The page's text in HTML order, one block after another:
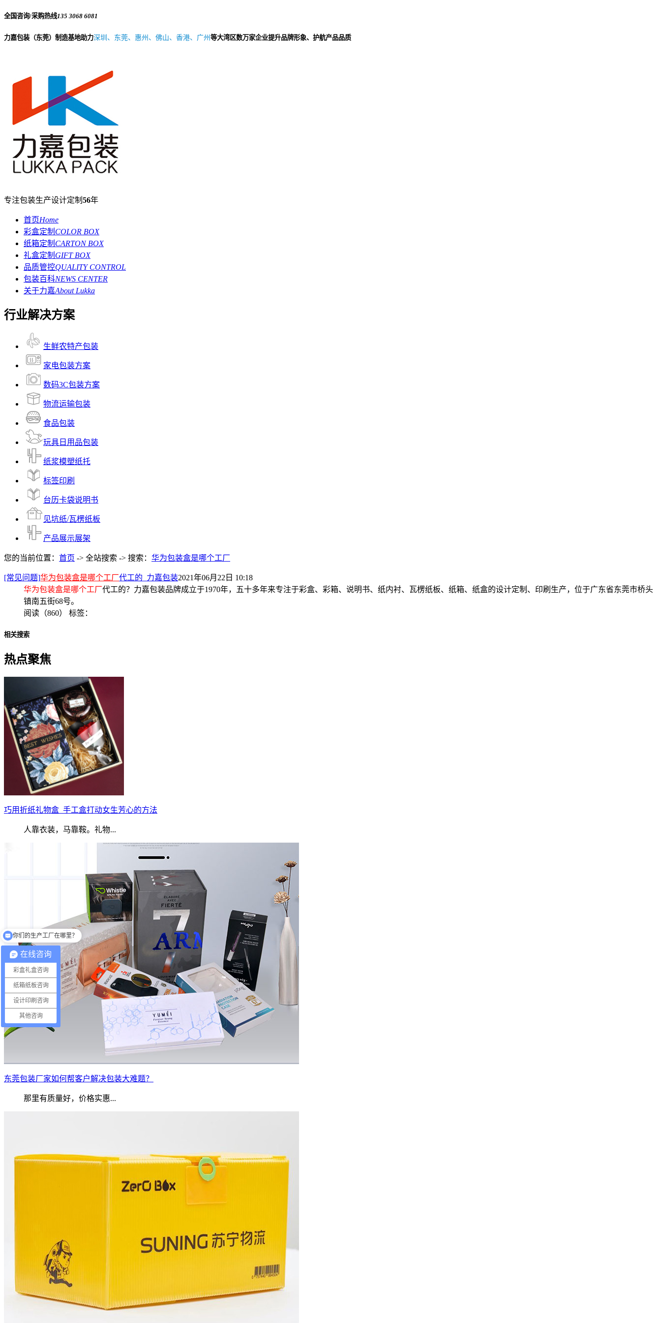
全国咨询/采购热线135 3068 6081
力嘉包装（东莞）制造基地助力深圳、东莞、惠州、佛山、香港、广州 等大湾区数万家企业提升品牌形象、护航产品品质
专注包装生产设计定制 56年
首页Home
彩盒定制 COLOR BOX
纸箱定制 CARTON BOX
礼盒定制 GIFT BOX
品质管控QUALITY CONTROL
包装百科NEWS CENTER
关于力嘉About Lukka
行业解决方案
生鲜农特产包装
家电包装方案
数码3C包装方案
物流运输包装
食品包装
玩具日用品包装
纸浆模塑纸托
标签印刷
台历卡袋说明书
见坑纸/瓦楞纸板
产品展示展架
您的当前位置： 首页 -> 全站搜索 -> 搜索： 华为包装盒是哪个工厂
[常见问题]华为包装盒是哪个工厂代工的_力嘉包装2021年06月22日 10:18
华为包装盒是哪个工厂代工的？力嘉包装品牌成立于1970年，五十多年来专注于彩盒、彩箱、说明书、纸内衬、瓦楞纸板、纸箱、纸盒的设计定制、印刷生产，位于广东省东莞市桥头
镇南五街68号。
阅读（860） 标签：
相关搜索
热点聚焦
巧用折纸礼物盒_手工盒打动女生芳心的方法
人靠衣装，马靠鞍。礼物...
东莞包装厂家如何帮客户解决包装大难题？
那里有质量好，价格实惠...
在线咨询
彩盒礼盒咨询
纸箱纸板咨询
设计印刷咨询
其他咨询
你们有提供设计吗？
你们的生产工厂在哪里？